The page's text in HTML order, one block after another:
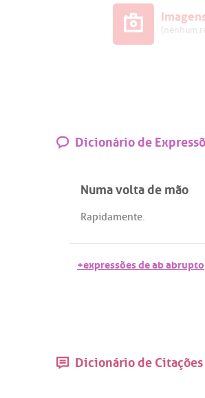
(nenhum
Dicionário de
Numa volta de mão
Rapidamente.
+expressões de ab abrupto
Dicionário de Citações